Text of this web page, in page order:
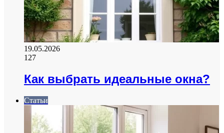
19.05.2026
127
Как выбрать идеальные окна?
Статьи